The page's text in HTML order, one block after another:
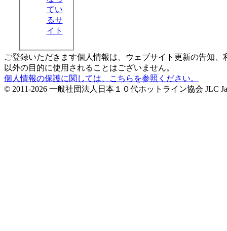
てい
るサ
イト
ご登録いただきます個人情報は、ウェブサイト更新の告知
以外の目的に使用されることはございません。
個人情報の保護に関しては、こちらを参照ください。
© 2011-2026 一般社団法人日本１０代ホットライン協会 JLC